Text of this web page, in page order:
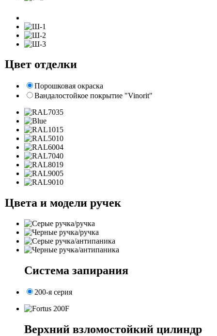
Цвет отделки
Порошковая окраска
Вандалостойкое покрытие "Vinorit"
Цвета и модели ручек
Система запирания
200-я серия
Верхний взломостойкий цилиндр